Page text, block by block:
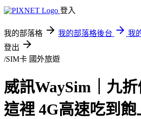
登入
我的部落格 我的部落格後台
我
登出
/SIM卡 國外旅遊
威訊WaySim｜九
這裡 4G高速吃到飽